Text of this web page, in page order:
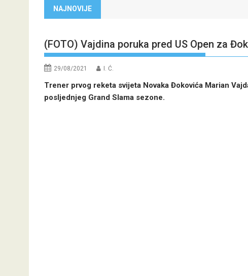
NAJNOVIJE
(FOTO) Vajdina poruka pred US Open za
29/08/2021 I. Ć.
Trener prvog reketa svijeta Novaka Đokovića Marian
posljednjeg Grand Slama sezone.